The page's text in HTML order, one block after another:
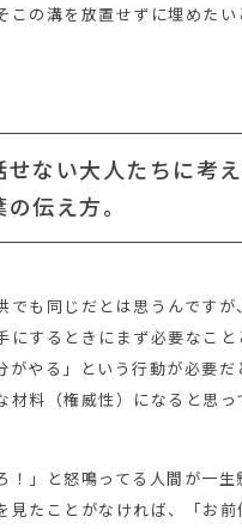
この溝を放置せずに埋めたい
せない大人たちに考
伝え方。
でも同じだとは思うんですが
にするときにまず必要なこ
がやる」という行動が必要だ
材料（権威性）になると思っ
！」と怒鳴ってる人間が一
見たことがなければ、「お前